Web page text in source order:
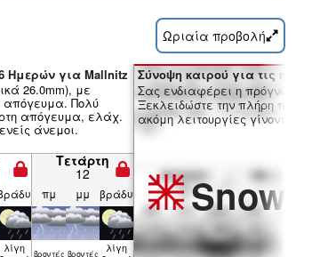
Ωριαία προβολή
Ημερών για Mallnitz
26.0mm), με
απόγευμα. Πολύ
απόγευμα, ελάχ.
άνεμοι.
Τετάρτη
12
πμ μμ βράδυ
λίγη βρον­τές βρον­τές λίγη
Σύνοψη καιρού για τις ημέρες
Σας ενδιαφέρει η πρόγνωση 16
Ξεκλειδώστε την πλήρη
ακόμη λειτουργίες γίνοντας
Snow